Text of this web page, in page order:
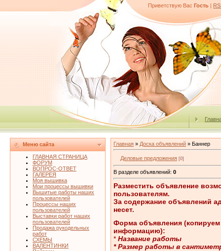
Приветствую Вас Гость |
Меню сайта
ГЛАВНАЯ СТРАНИЦА
ФОРУМ
ВОПРОС-ОТВЕТ
ГАЛЕРЕЯ
Моя вышивка
Мои процессы вышивки
Вышитые работы наших
пользователей
Процессы наших
пользователей
Выставки работ наших
пользователей
Продажа рукодельных
работ
СХЕМЫ
ВАЛЕНТИНКИ
Главная » Доска объявлений » Баннер
Деловые предложения [0]
В разделе объявлений: 0
Разместить объявление
пользователям.
За содержание объявлений
несет.
Форма объявления
информацию):
* Название работы
* Размер работы в